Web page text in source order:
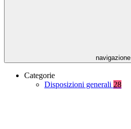
navigazione
Categorie
Disposizioni generali 28